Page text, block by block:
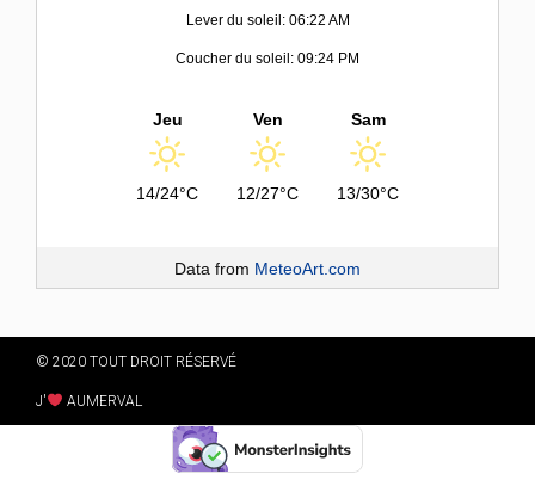
Lever du soleil: 06:22 AM
Coucher du soleil: 09:24 PM
Jeu
14/24°C
Ven
12/27°C
Sam
13/30°C
Data from MeteoArt.com
© 2020 TOUT DROIT RÉSERVÉ
J' AUMERVAL